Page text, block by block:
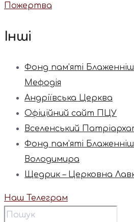
Пожертва
Інші
Фонд пам’яті
Мефодія
Андріївська Церква
Офіційний сайт ПЦУ
Вселенський
Фонд пам’яті
Володимира
Щедрик – Церковна
Наш Телеграм